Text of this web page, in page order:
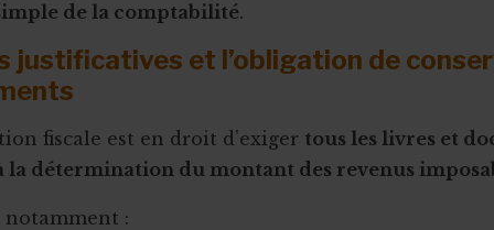
de la comptabilité.
justificatives et l’obligation de
fiscale est en droit d’exiger tous les livres et
la détermination du montant des revenus
notamment :